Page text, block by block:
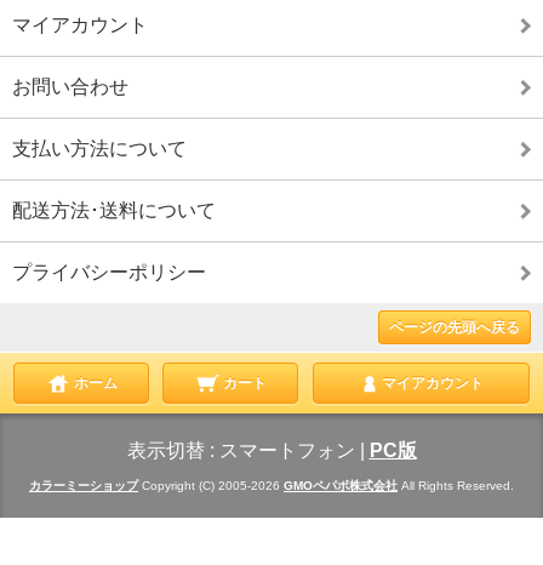
マイアカウント
お問い合わせ
支払い方法について
配送方法･送料について
プライバシーポリシー
ページの先頭へ戻る
ホーム カート マイアカウント
表示切替 : スマートフォン PC版
カラーミーショップCopyright (C) 2005-2026 GMOペパボ株式会社 All Rights Reserved.